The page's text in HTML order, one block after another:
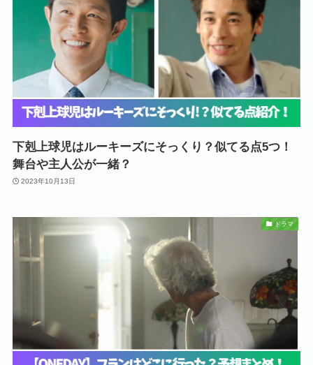
下剋上球児はルーキーズにそっくり？似てる点5つ！
舞台や主人公が一緒？
2023年10月13日
ドラマ